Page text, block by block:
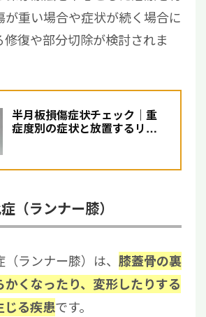
が重い場合や症状が続く場合に
修復や部分切除が検討されま
半月板損傷症状チェック｜重
症度別の症状と放置するリス
（ランナー膝）
ランナー膝）は、 膝蓋骨の裏
くなったり、変形したりする
じる疾患です。